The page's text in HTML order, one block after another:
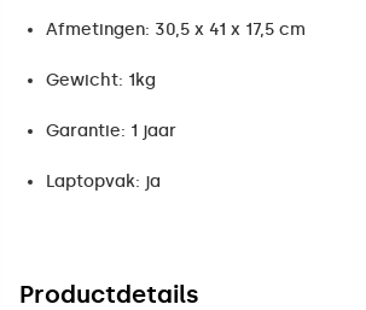
Afmetingen: 30,5 x 41 x 17,5 cm
Gewicht: 1kg
Garantie: 1 jaar
Laptopvak: ja
Productdetails